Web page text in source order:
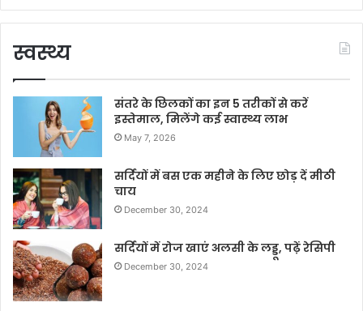
स्वस्थ्य
संतरे के छिलकों का इन 5 तरीकों से करें
इस्तेमाल, मिलेंगे कई स्वास्थ्य लाभ
May 7, 2026
सर्दियों में बस एक महीने के लिए छोड़ दें मीठी
चाय
December 30, 2024
सर्दियों में रोज खाएं अलसी के लड्डू, पढ़ें रेसिपी
December 30, 2024